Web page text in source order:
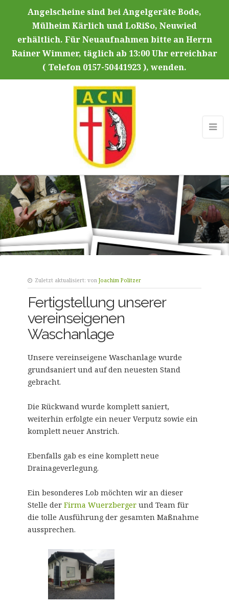
Angelscheine sind bei Angelgeräte Bode,
Mülheim Kärlich und LoRiSo, Neuwied
erhältlich. Für Neuaufnahmen bitte an Herrn
Rainer Wimmer, täglich ab 13:00 Uhr erreichbar
( Telefon 0157-50441923 ), wenden.
Zuletzt aktualisiert: von Joachim Politzer
Fertigstellung unserer
vereinseigenen
Waschanlage
Unsere vereinseigene Waschanlage wurde
grundsaniert und auf den neuesten Stand
gebracht.
Die Rückwand wurde komplett saniert,
weiterhin erfolgte ein neuer Verputz sowie ein
komplett neuer Anstrich.
Ebenfalls gab es eine komplett neue
Drainageverlegung.
Ein besonderes Lob möchten wir an dieser
Stelle der Firma Wuerzbergerund Team für
die tolle Ausführung der gesamten Maßnahme
aussprechen.